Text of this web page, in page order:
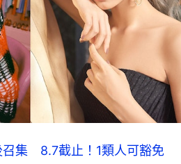
召集 8.7截止！1類人可豁免